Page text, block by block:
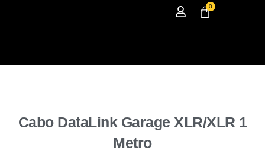
0
Cabo DataLink Garage XLR/XLR 1
Metro